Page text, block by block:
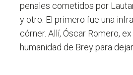
penales cometidos por
y otro. El primero fue una
córner. Allí, Óscar Romero,
humanidad de Brey para